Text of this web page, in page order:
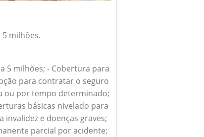
5 milhões.
5 milhões; - Cobertura para
para contratar o seguro
ou por tempo determinado;
básicas nivelado para
invalidez e doenças graves;
parcial por acidente;